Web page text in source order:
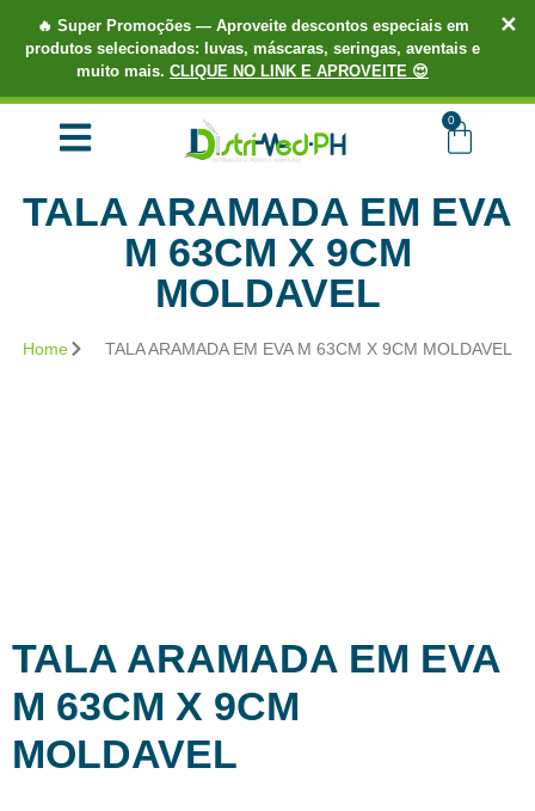
🔥 Super Promoções— Aproveite descontos especiais em
produtos selecionados: luvas, máscaras, seringas, aventais e
muito mais. CLIQUE NO LINK E APROVEITE 😍
✕
TUDO EM ATÉ 3X SEM JUROS.
0
TALA ARAMADA EM EVA
M 63CM X 9CM
MOLDAVEL
Home TALA ARAMADA EM EVA M 63CM X 9CM MOLDAVEL
TALA ARAMADA EM EVA
M 63CM X 9CM
MOLDAVEL